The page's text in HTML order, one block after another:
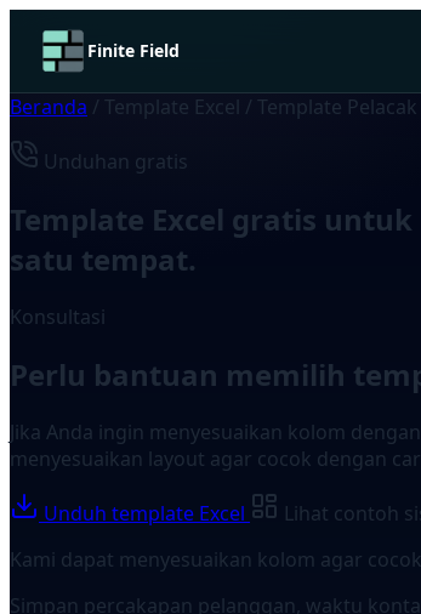
Finite Field
Beranda / Template Excel / Template
Unduhan gratis
Template Excel gratis
satu tempat.
Konsultasi
Perlu bantuan memilih
Jika Anda ingin menyesuaikan kolom
menyesuaikan layout agar cocok dengan
Unduh template Excel Lihat contoh
Kami dapat menyesuaikan kolom agar
Simpan percakapan pelanggan, waktu